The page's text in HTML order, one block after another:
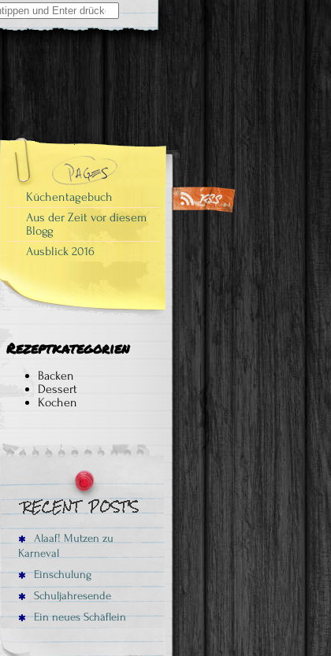
Küchentagebuch
Aus der Zeit vor diesem
Blogg
Ausblick 2016
Rezeptkategorien
Backen
Dessert
Kochen
Alaaf! Mutzen zu
Karneval
Einschulung
Schuljahresende
Ein neues Schäflein